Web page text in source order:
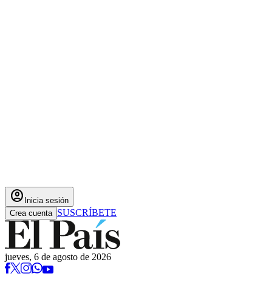
account_circle Inicia sesión
Crea cuenta SUSCRÍBETE
jueves, 6 de agosto de 2026